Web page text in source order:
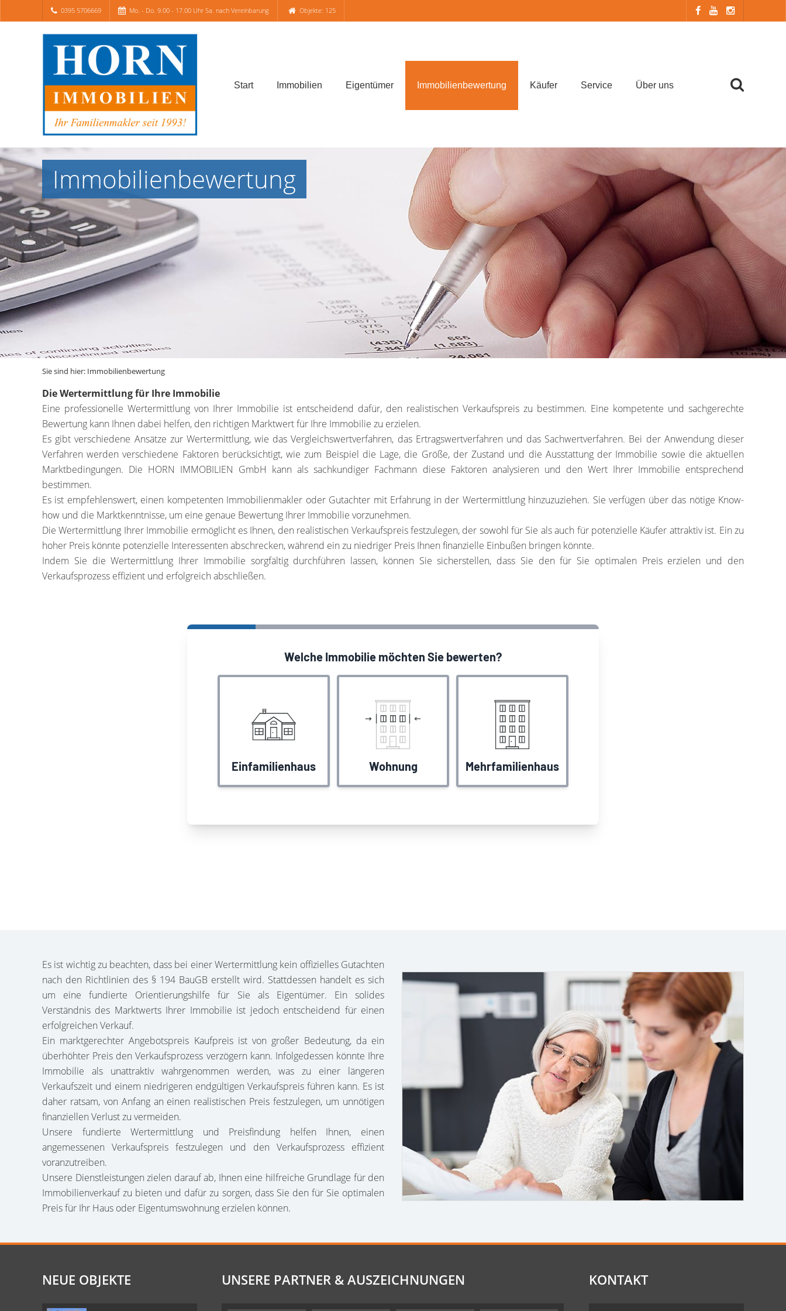
0395 5706669 Mo. - Do. 9.00 - 17.00 Uhr Sa. nach Vereinbarung Objekte: 125
Start Immobilien Eigentümer Immobilienbewertung Käufer Service Über uns
Immobilienbewertung
Sie sind hier: Immobilienbewertung
Die Wertermittlung für Ihre Immobilie
Eine professionelle Wertermittlung von Ihrer Immobilie ist entscheidend dafür, den realistischen Verkaufspreis zu bestimmen. Eine kompetente und sachgerechte
Bewertung kann Ihnen dabei helfen, den richtigen Marktwert für Ihre Immobilie zu erzielen.
Es gibt verschiedene Ansätze zur Wertermittlung, wie das Vergleichswertverfahren, das Ertragswertverfahren und das Sachwertverfahren. Bei der Anwendung dieser
Verfahren werden verschiedene Faktoren berücksichtigt, wie zum Beispiel die Lage, die Größe, der Zustand und die Ausstattung der Immobilie sowie die aktuellen
Marktbedingungen. Die HORN IMMOBILIEN GmbH kann als sachkundiger Fachmann diese Faktoren analysieren und den Wert Ihrer Immobilie entsprechend
bestimmen.
Es ist empfehlenswert, einen kompetenten Immobilienmakler oder Gutachter mit Erfahrung in der Wertermittlung hinzuzuziehen. Sie verfügen über das nötige Know-
how und die Marktkenntnisse, um eine genaue Bewertung Ihrer Immobilie vorzunehmen.
Die Wertermittlung Ihrer Immobilie ermöglicht es Ihnen, den realistischen Verkaufspreis festzulegen, der sowohl für Sie als auch für potenzielle Käufer attraktiv ist. Ein zu
hoher Preis könnte potenzielle Interessenten abschrecken, während ein zu niedriger Preis Ihnen finanzielle Einbußen bringen könnte.
Indem Sie die Wertermittlung Ihrer Immobilie sorgfältig durchführen lassen, können Sie sicherstellen, dass Sie den für Sie optimalen Preis erzielen und den
Verkaufsprozess effizient und erfolgreich abschließen.
Es ist wichtig zu beachten, dass bei einer Wertermittlung kein offizielles Gutachten
nach den Richtlinien des § 194 BauGB erstellt wird. Stattdessen handelt es sich
um eine fundierte Orientierungshilfe für Sie als Eigentümer. Ein solides
Verständnis des Marktwerts Ihrer Immobilie ist jedoch entscheidend für einen
erfolgreichen Verkauf.
Ein marktgerechter Angebotspreis Kaufpreis ist von großer Bedeutung, da ein
überhöhter Preis den Verkaufsprozess verzögern kann. Infolgedessen könnte Ihre
Immobilie als unattraktiv wahrgenommen werden, was zu einer längeren
Verkaufszeit und einem niedrigeren endgültigen Verkaufspreis führen kann. Es ist
daher ratsam, von Anfang an einen realistischen Preis festzulegen, um unnötigen
finanziellen Verlust zu vermeiden.
Unsere fundierte Wertermittlung und Preisfindung helfen Ihnen, einen
angemessenen Verkaufspreis festzulegen und den Verkaufsprozess effizient
voranzutreiben.
Unsere Dienstleistungen zielen darauf ab, Ihnen eine hilfreiche Grundlage für den
Immobilienverkauf zu bieten und dafür zu sorgen, dass Sie den für Sie optimalen
Preis für Ihr Haus oder Eigentumswohnung erzielen können.
NEUE OBJEKTE UNSERE PARTNER & AUSZEICHNUNGEN KONTAKT